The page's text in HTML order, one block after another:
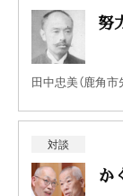
努
田中忠美（鹿角市
対談
か